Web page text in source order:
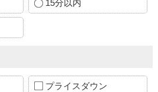
15分以内
プライスダウン